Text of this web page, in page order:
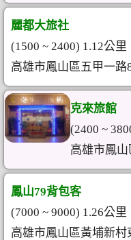
麗都大旅社
(1500 ~ 2400) 1.12公里
高雄市鳳山區五甲一路
克來旅館
(2400 ~
高雄市鳳
鳳山79背包客
(7000 ~ 9000) 1.26公里
高雄市鳳山區黃埔新村